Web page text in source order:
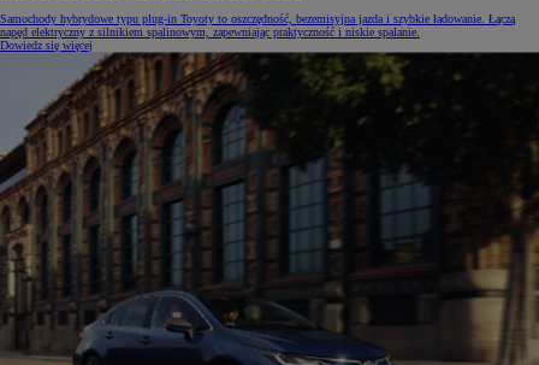
Samochody hybrydowe typu plug-in Toyoty to oszczędność, bezemisyjna jazda i szybkie ładowanie. Łączą
napęd elektryczny z silnikiem spalinowym, zapewniając praktyczność i niskie spalanie.
Dowiedz się więcej